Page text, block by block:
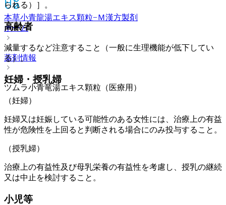
本草小青龍湯エキス顆粒−Ｍ漢方製剤
ホーム
薬剤情報
ツムラ小青竜湯エキス顆粒（医療用）
られる）］。
高齢者
減量するなど注意すること（一般に生理機能が低下してい
る）。
妊婦・授乳婦
（妊婦）
妊婦又は妊娠している可能性のある女性には、治療上の有益
性が危険性を上回ると判断される場合にのみ投与すること。
（授乳婦）
治療上の有益性及び母乳栄養の有益性を考慮し、授乳の継続
又は中止を検討すること。
小児等